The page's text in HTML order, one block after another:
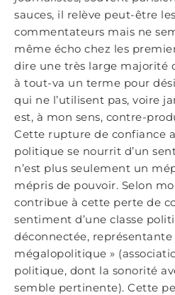
sauces, il relève peut-être
commentateurs mais ne
même écho chez les
dire une très large majorité
à tout-va un terme pour
qui ne l’utilisent pas, voire
est, à mon sens, contre-
Cette rupture de confiance
politique se nourrit d’un
n’est plus seulement un
mépris de pouvoir. Selon
contribue à cette perte de
sentiment d’une classe
déconnectée, représentante
mégalopolitique »
politique, dont la sonorité
semble pertinente). Cette